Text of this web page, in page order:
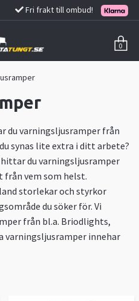
Fri frakt till ombud!
0
du varningsljusramper från
synas lite extra i ditt arbete?
du varningsljusramper
från vem som helst.
storlekar och styrkor
du söker för. Vi
från bl.a. Briodlights,
varningsljusramper innehar